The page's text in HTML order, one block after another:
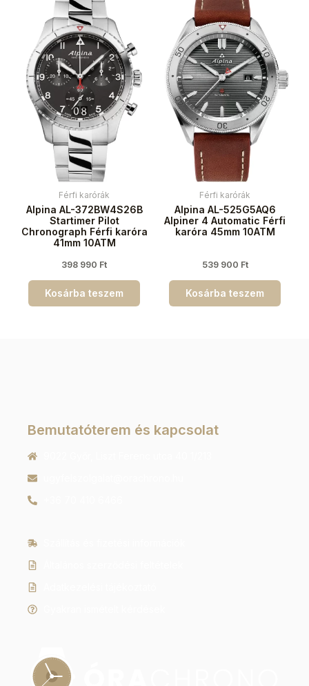
Férfi karórák
Alpina AL-372BW4S26B
Startimer Pilot
Chronograph Férfi karóra
41mm 10ATM
398 990 Ft
Kosárba teszem
Férfi karórák
Alpina AL-525G5AQ6
Alpiner 4 Automatic Férfi
karóra 45mm 10ATM
539 900 Ft
Kosárba teszem
Bemutatóterem és kapcsolat